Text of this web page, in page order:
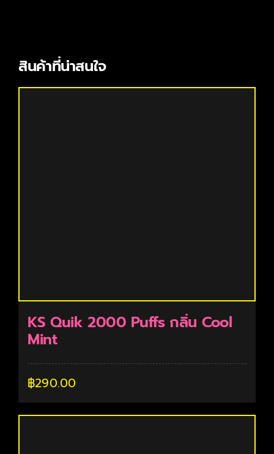
สินค้าที่น่าสนใจ
KS Quik 2000 Puffs กลิ่น Cool
Mint
฿290.00